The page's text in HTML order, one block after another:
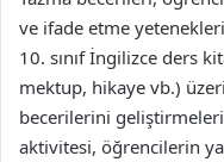
ve ifade etme
10. sınıf İngilizce ders
mektup, hikaye vb.)
becerilerini
aktivitesi, öğrencilerin